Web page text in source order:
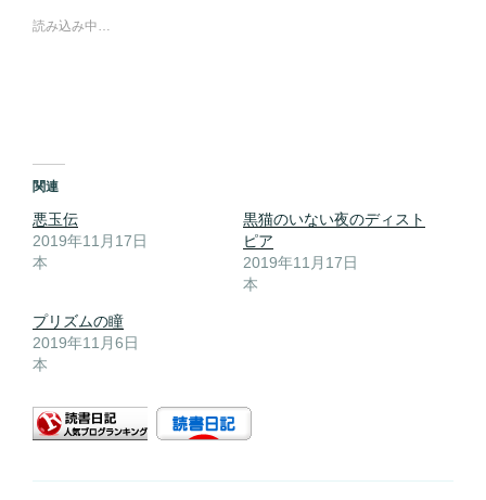
読み込み中…
関連
悪玉伝
2019年11月17日
本
黒猫のいない夜のディスト
ピア
2019年11月17日
本
プリズムの瞳
2019年11月6日
本